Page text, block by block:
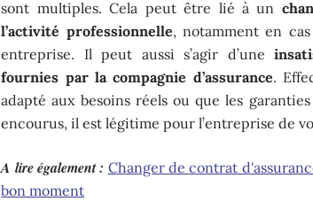
sont multiples. Cela peut être lié à un
l’activité professionnelle, notamment en
entreprise. Il peut aussi s’agir d’une
fournies par la compagnie d’assurance.
adapté aux besoins réels ou que les
encourus, il est légitime pour l’entreprise de
A lire également : Changer de contrat
bon moment